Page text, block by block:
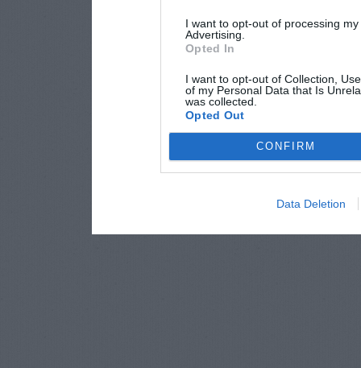
I want to opt-out of processing
Advertising.
Opted In
I want to opt-out of Collection,
of my Personal Data that Is
was collected.
Opted Out
CONFIRM
Data Deletion